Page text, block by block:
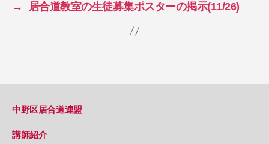
→ 居合道教室の生徒募集ポスターの掲示(11/26)
中野区居合道連盟
講師紹介